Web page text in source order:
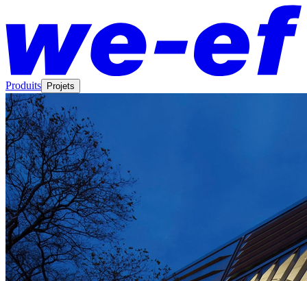
Produits Projets